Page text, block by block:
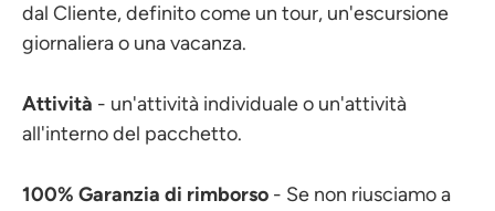
dal Cliente, definito come un tour, un'escursione
giornaliera o una vacanza.
Attività - un'attività individuale o un'attività
all'interno del pacchetto.
100% Garanzia di rimborso - Se non riusciamo a